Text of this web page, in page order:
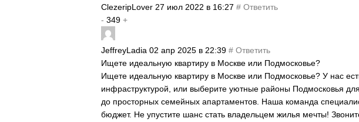
ClezeripLover 27 июл 2022 в 16:27 # Ответить
- 349 +
JeffreyLadia 02 апр 2025 в 22:39 # Ответить
Ищете идеальную квартиру в Москве или Подмосковье?
Ищете идеальную квартиру в Москве или Подмосковье? У нас
инфраструктурой, или выберите уютные районы Подмосковья
до просторных семейных апартаментов. Наша команда
бюджет. Не упустите шанс стать владельцем жилья мечты!